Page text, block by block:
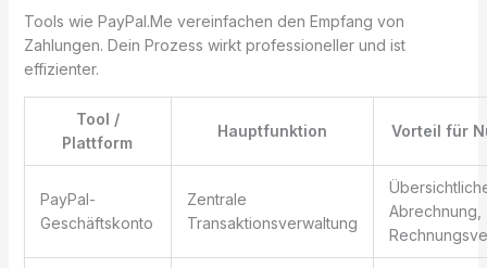
Tools wie PayPal.Me vereinfachen den Empfang von
Zahlungen. Dein Prozess wirkt professioneller und ist
effizienter.
Tool /
Plattform
Hauptfunktion Vorteil für
PayPal-
Geschäftskonto
Zentrale
Transaktionsverwaltung
Abrechnung,